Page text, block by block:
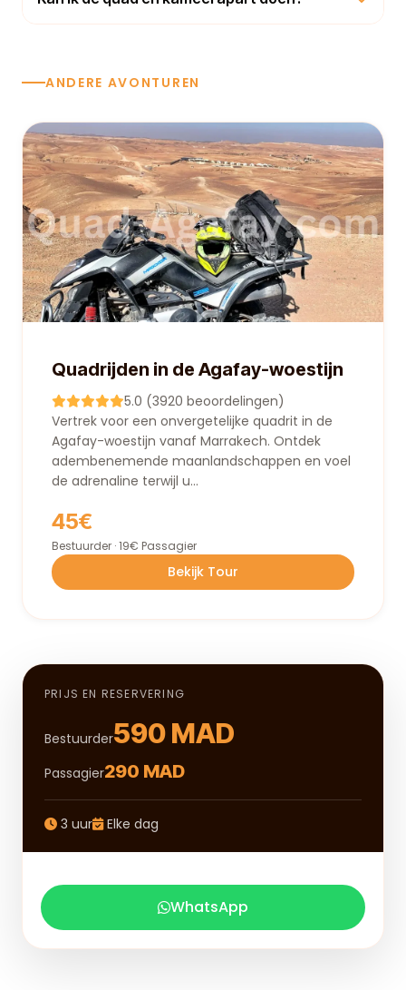
ANDERE AVONTUREN
Quadrijden in de Agafay-woestijn
5.0 (3920 beoordelingen)
Vertrek voor een onvergetelijke quadrit in de
Agafay-woestijn vanaf Marrakech. Ontdek
adembenemende maanlandschappen en voel
de adrenaline terwijl u...
45€
Bestuurder · 19€ Passagier
Bekijk Tour
PRIJS EN RESERVERING
Bestuurder590 MAD
Passagier290 MAD
3 uur Elke dag
WhatsApp